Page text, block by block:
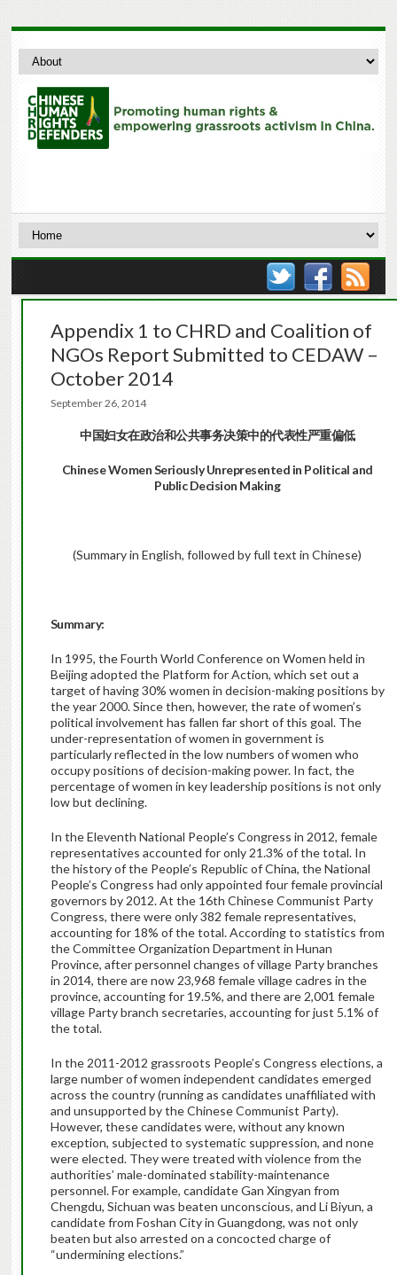
Appendix 1 to CHRD and Coalition of
NGOs Report Submitted to CEDAW –
October 2014
September 26, 2014
中国妇女在政治和公共事务决策中的代表性严重偏低
Chinese Women Seriously Unrepresented in Political and
Public Decision Making
(Summary in English, followed by full text in Chinese)
Summary:
In 1995, the Fourth World Conference on Women held in
Beijing adopted the Platform for Action, which set out a
target of having 30% women in decision-making positions by
the year 2000. Since then, however, the rate of women’s
political involvement has fallen far short of this goal. The
under-representation of women in government is
particularly reflected in the low numbers of women who
occupy positions of decision-making power. In fact, the
percentage of women in key leadership positions is not only
low but declining.
In the Eleventh National People’s Congress in 2012, female
representatives accounted for only 21.3% of the total. In
the history of the People’s Republic of China, the National
People’s Congress had only appointed four female provincial
governors by 2012. At the 16th Chinese Communist Party
Congress, there were only 382 female representatives,
accounting for 18% of the total. According to statistics from
the Committee Organization Department in Hunan
Province, after personnel changes of village Party branches
in 2014, there are now 23,968 female village cadres in the
province, accounting for 19.5%, and there are 2,001 female
village Party branch secretaries, accounting for just 5.1% of
the total.
In the 2011-2012 grassroots People’s Congress elections, a
large number of women independent candidates emerged
across the country (running as candidates unaffiliated with
and unsupported by the Chinese Communist Party).
However, these candidates were, without any known
exception, subjected to systematic suppression, and none
were elected. They were treated with violence from the
authorities’ male-dominated stability-maintenance
personnel. For example, candidate Gan Xingyan from
Chengdu, Sichuan was beaten unconscious, and Li Biyun, a
candidate from Foshan City in Guangdong, was not only
beaten but also arrested on a concocted charge of
“undermining elections.”